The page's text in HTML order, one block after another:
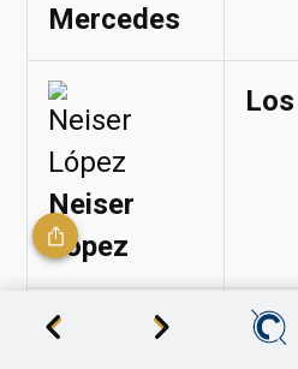
Mercedes
Neiser
López
© 2026, CLÁSICO - Todos